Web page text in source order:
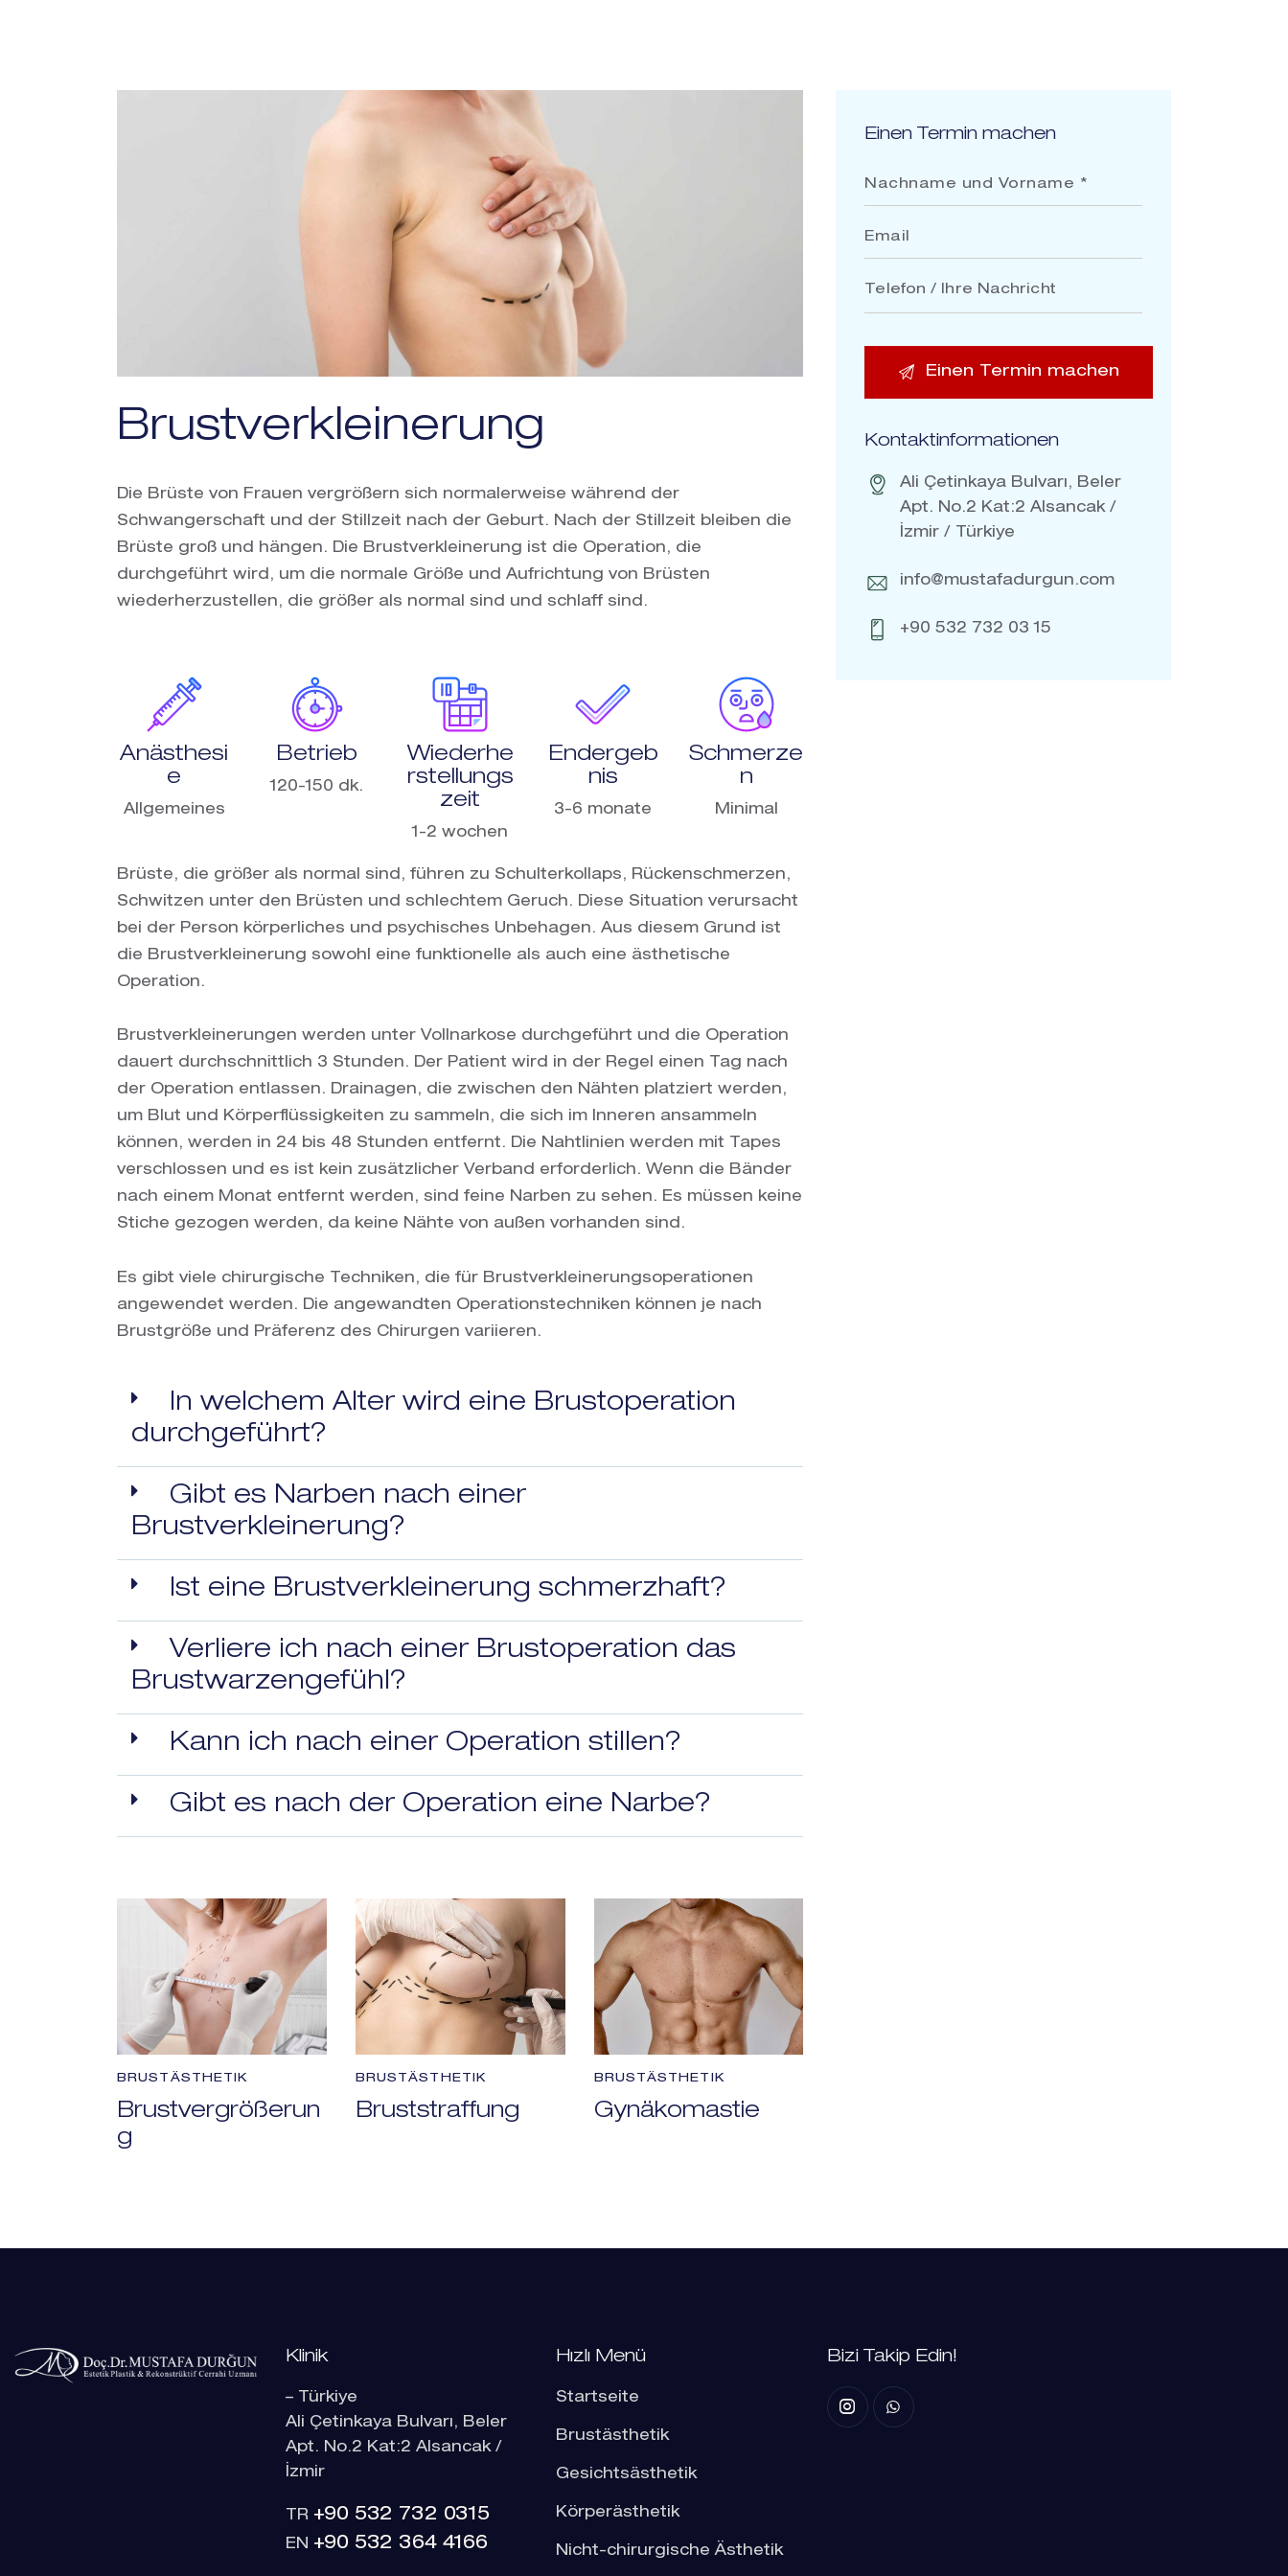
Brustverkleinerung
Die Brüste von Frauen vergrößern sich normalerweise während der
Schwangerschaft und der Stillzeit nach der Geburt. Nach der Stillzeit bleiben die
Brüste groß und hängen. Die Brustverkleinerung ist die Operation, die
durchgeführt wird, um die normale Größe und Aufrichtung von Brüsten
wiederherzustellen, die größer als normal sind und schlaff sind.
Anästhesi
e
Allgemeines
Betrieb
120-150 dk.
Wiederhe
rstellungs
zeit
1-2 wochen
Endergeb
nis
3-6 monate
Schmerze
n
Minimal
Brüste, die größer als normal sind, führen zu Schulterkollaps, Rückenschmerzen,
Schwitzen unter den Brüsten und schlechtem Geruch. Diese Situation verursacht
bei der Person körperliches und psychisches Unbehagen. Aus diesem Grund ist
die Brustverkleinerung sowohl eine funktionelle als auch eine ästhetische
Operation.
Brustverkleinerungen werden unter Vollnarkose durchgeführt und die Operation
dauert durchschnittlich 3 Stunden. Der Patient wird in der Regel einen Tag nach
der Operation entlassen. Drainagen, die zwischen den Nähten platziert werden,
um Blut und Körperflüssigkeiten zu sammeln, die sich im Inneren ansammeln
können, werden in 24 bis 48 Stunden entfernt. Die Nahtlinien werden mit Tapes
verschlossen und es ist kein zusätzlicher Verband erforderlich. Wenn die Bänder
nach einem Monat entfernt werden, sind feine Narben zu sehen. Es müssen keine
Stiche gezogen werden, da keine Nähte von außen vorhanden sind.
Es gibt viele chirurgische Techniken, die für Brustverkleinerungsoperationen
angewendet werden. Die angewandten Operationstechniken können je nach
Brustgröße und Präferenz des Chirurgen variieren.
In welchem ​​Alter wird eine Brustoperation
durchgeführt?
Gibt es Narben nach einer
Brustverkleinerung?
Ist eine Brustverkleinerung schmerzhaft?
Verliere ich nach einer Brustoperation das
Brustwarzengefühl?
Kann ich nach einer Operation stillen?
Gibt es nach der Operation eine Narbe?
Brustvergrößerun
g
BRUSTÄSTHETIK
Bruststraffung
BRUSTÄSTHETIK
Gynäkomastie
BRUSTÄSTHETIK
Einen Termin machen
Kontaktinformationen
Ali Çetinkaya Bulvarı, Beler
Apt. No.2 Kat:2 Alsancak /
İzmir / Türkiye
info@mustafadurgun.com
+90 532 732 03 15
Klinik
– Türkiye
Ali Çetinkaya Bulvarı, Beler
Apt. No.2 Kat:2 Alsancak /
İzmir
TR +90 532 732 0315
EN +90 532 364 4166
Hızlı Menü
Startseite
Brustästhetik
Gesichtsästhetik
Körperästhetik
Nicht-chirurgische Ästhetik
Bizi Takip Edin!